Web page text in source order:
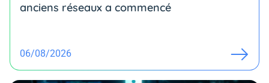
anciens réseaux a commencé
06/08/2026